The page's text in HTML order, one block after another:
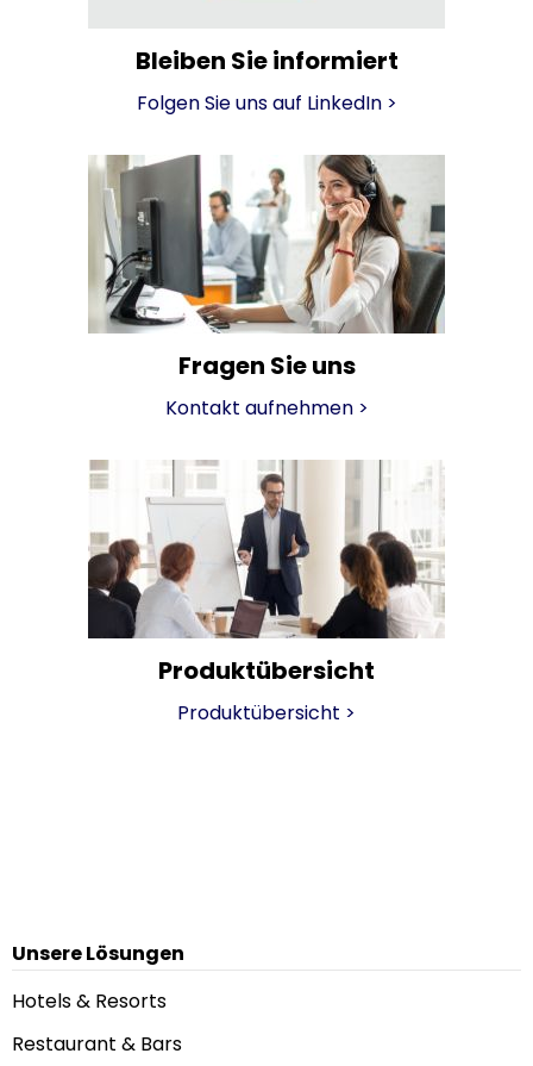
Bleiben Sie informiert
Folgen Sie uns auf LinkedIn >
Fragen Sie uns
Kontakt aufnehmen >
Produktübersicht
Produktübersicht >
Unsere Lösungen
Hotels & Resorts
Restaurant & Bars